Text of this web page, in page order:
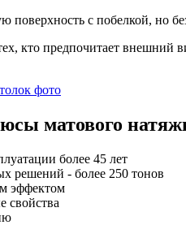
поверхность с побелкой, но
кто предпочитает внешний
матового
более 45 лет
решений - более 250 тонов
эффектом
свойства